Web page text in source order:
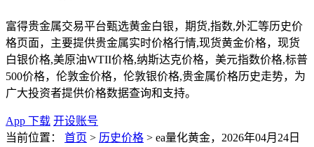
富得贵金属交易平台甄选黄金白银，期货,指数,外汇等历史价
格页面，主要提供贵金属实时价格行情,现货黄金价格，现货
白银价格,美原油WTII价格,纳斯达克价格，美元指数价格,标普
500价格，伦敦金价格，伦敦银价格,贵金属价格历史走势，为
广大投资者提供价格数据查询和支持。
App 下载 开设账号
当前位置：
首页 > 历史价格 > ea量化黄金，2026年04月24日